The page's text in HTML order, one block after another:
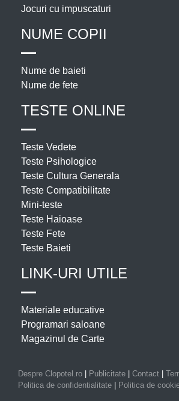
Jocuri cu impuscaturi
NUME COPII
Nume de baieti
Nume de fete
TESTE ONLINE
Teste Vedete
Teste Psihologice
Teste Cultura Generala
Teste Compatibilitate
Mini-teste
Teste Haioase
Teste Fete
Teste Baieti
LINK-URI UTILE
Materiale educative
Programari saloane
Magazinul de Carte
Despre Clopotel.ro | Publicitate | Contact |
Politica de confidentialitate | Politica de